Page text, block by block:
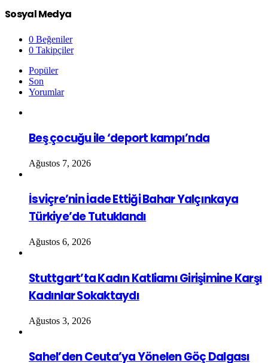
Sosyal Medya
0 Beğeniler
0 Takipçiler
Popüler
Son
Yorumlar
Beş çocuğu ile ‘deport kampı’nda
Ağustos 7, 2026
İsviçre’nin İade Ettiği Bahar Yalçınkaya
Türkiye’de Tutuklandı
Ağustos 6, 2026
Stuttgart’ta Kadın Katliamı Girişimine Karşı
Kadınlar Sokaktaydı
Ağustos 3, 2026
Sahel’den Ceuta’ya Yönelen Göç Dalgası